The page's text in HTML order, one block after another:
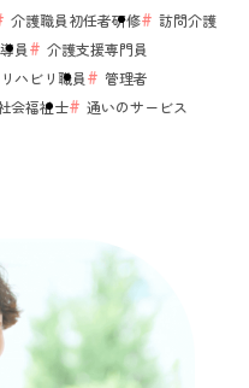
介護職員初任者研修
訪問介護
員
介護支援専門員
リハビリ職員
管理者
会福祉士
通いのサービス